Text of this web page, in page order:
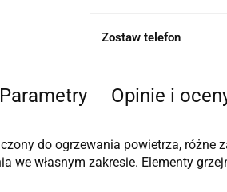
Zostaw telefon
Parametry Opinie i
do ogrzewania powietrza, różne
we własnym zakresie. Elementy